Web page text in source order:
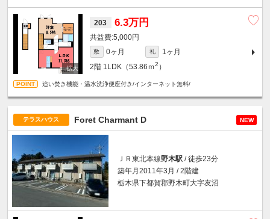
203 6.3万円
5,000円
敷 0ヶ月 礼
1ヶ月
2階 1LDK（53.86ｍ2 ）
追い焚き機能・温水洗浄便座付き/インターネット無料/
テラスハウス Foret Charmant D NEW
ＪＲ東北本線野木駅 / 徒歩23分
築年月2011年3月 / 2階建
栃木県下都賀郡野木町大字友沼